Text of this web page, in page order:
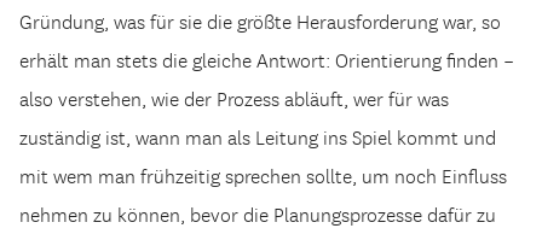
Gründung, was für sie die größte Herausforderung war, so
erhält man stets die gleiche Antwort: Orientierung finden –
also verstehen, wie der Prozess abläuft, wer für was
zuständig ist, wann man als Leitung ins Spiel kommt und
mit wem man frühzeitig sprechen sollte, um noch Einfluss
nehmen zu können, bevor die Planungsprozesse dafür zu